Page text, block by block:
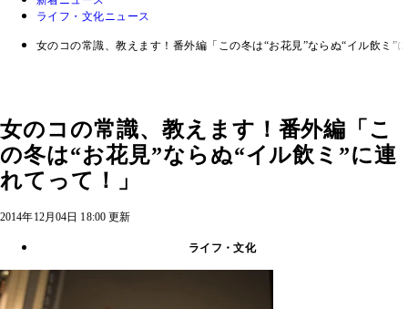
ライフ・文化ニュース
女のコの常識、教えます！番外編「この冬は“お花見”ならぬ“イル飲ミ”
女のコの常識、教えます！番外編「こ
の冬は“お花見”ならぬ“イル飲ミ”に連
れてって！」
2014年12月04日 18:00 更新
ライフ・文化